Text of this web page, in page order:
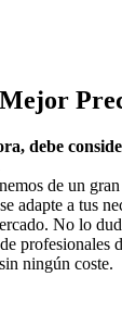
debe
de un
adapte a tus
No lo
profesionales
ningún coste.